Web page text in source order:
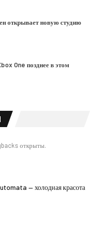
открывает новую студию
One позднее в этом
открыты.
— холодная красота